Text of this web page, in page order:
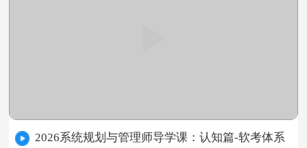
2026系统规划与管理师导学课：认知篇-软考体系